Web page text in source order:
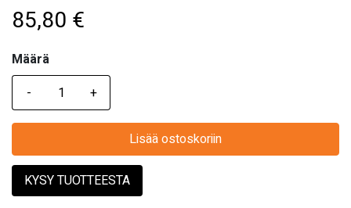
85,80 €
Määrä
Määrä
Lisää ostoskoriin
KYSY TUOTTEESTA